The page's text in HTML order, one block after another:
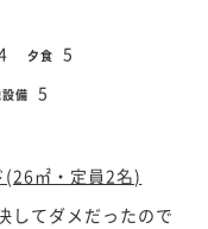
夕食 5
備 5
(26㎡・定員2名)
してダメだったので